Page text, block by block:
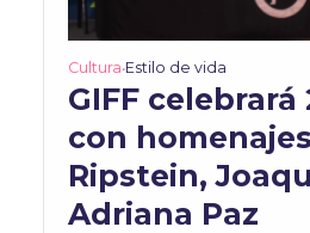
Cultura•Estilo de vida
GIFF celebrará
con
Ripstein,
Adriana Paz